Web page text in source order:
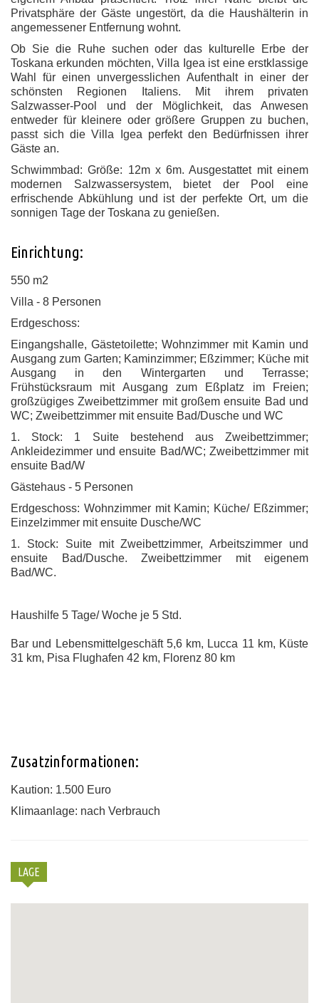
Privatsphäre der Gäste ungestört, da die Haushälterin in
angemessener Entfernung wohnt.
Ob Sie die Ruhe suchen oder das kulturelle Erbe der
Toskana erkunden möchten, Villa Igea ist eine erstklassige
Wahl für einen unvergesslichen Aufenthalt in einer der
schönsten Regionen Italiens. Mit ihrem privaten
Salzwasser-Pool und der Möglichkeit, das Anwesen
entweder für kleinere oder größere Gruppen zu buchen,
passt sich die Villa Igea perfekt den Bedürfnissen ihrer
Gäste an.
Schwimmbad: Größe: 12m x 6m. Ausgestattet mit einem
modernen Salzwassersystem, bietet der Pool eine
erfrischende Abkühlung und ist der perfekte Ort, um die
sonnigen Tage der Toskana zu genießen.
Einrichtung:
550 m2
Villa - 8 Personen
Erdgeschoss:
Eingangshalle, Gästetoilette; Wohnzimmer mit Kamin und
Ausgang zum Garten; Kaminzimmer; Eßzimmer; Küche mit
Ausgang in den Wintergarten und Terrasse;
Frühstücksraum mit Ausgang zum Eßplatz im Freien;
großzügiges Zweibettzimmer mit großem ensuite Bad und
WC; Zweibettzimmer mit ensuite Bad/Dusche und WC
1. Stock: 1 Suite bestehend aus Zweibettzimmer;
Ankleidezimmer und ensuite Bad/WC; Zweibettzimmer mit
ensuite Bad/W
Gästehaus - 5 Personen
Erdgeschoss: Wohnzimmer mit Kamin; Küche/ Eßzimmer;
Einzelzimmer mit ensuite Dusche/WC
1. Stock: Suite mit Zweibettzimmer, Arbeitszimmer und
ensuite Bad/Dusche. Zweibettzimmer mit eigenem
Bad/WC.
Haushilfe 5 Tage/ Woche je 5 Std.
Bar und Lebensmittelgeschäft 5,6 km, Lucca 11 km, Küste
31 km, Pisa Flughafen 42 km, Florenz 80 km
Zusatzinformationen:
Kaution: 1.500 Euro
Klimaanlage: nach Verbrauch
LAGE